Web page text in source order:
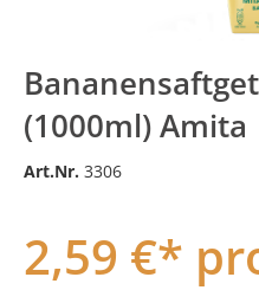
(1000ml) Amita
Art.Nr. 3306
2,59 €*